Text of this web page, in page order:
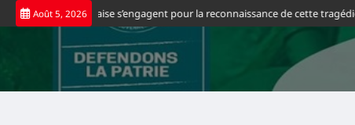
Skip
to
Août 5, 2026
congolaise s’engagent pour la reconnaissance de cette tragédie